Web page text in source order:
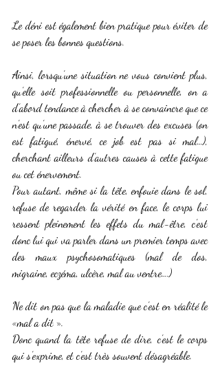
Le déni est également bien pratique pour éviter de
se poser les bonnes questions.
Ainsi, lorsqu’une situation ne vous convient plus,
qu’elle soit professionnelle ou personnelle, on a
d’abord tendance à chercher à se convaincre que ce
n’est qu’une passade, à se trouver des excuses (on
est fatigué, énervé, ce job est pas si mal…),
cherchant ailleurs d’autres causes à cette fatigue
ou cet énervement.
Pour autant, même si la tête, enfouie dans le sol,
refuse de regarder la vérité en face, le corps lui
ressent pleinement les effets du mal-être, c’est
donc lui qui va parler dans un premier temps avec
des maux psychosomatiques (mal de dos,
migraine, eczéma, ulcère, mal au ventre….)
Ne dit on pas que la maladie que c’est en réalité le
«mal a dit ».
Donc quand la tête refuse de dire, c’est le corps
qui s’exprime, et c’est très souvent désagréable.